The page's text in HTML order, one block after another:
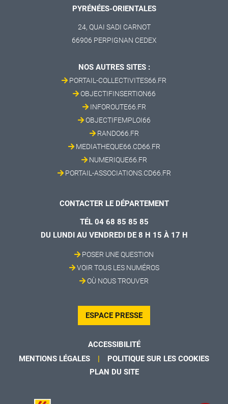
PYRÉNÉES-ORIENTALES
24, QUAI SADI CARNOT
66906 PERPIGNAN CEDEX
NOS AUTRES SITES :
PORTAIL-COLLECTIVITES66.FR
OBJECTIFINSERTION66
INFOROUTE66.FR
OBJECTIFEMPLOI66
RANDO66.FR
MEDIATHEQUE66.CD66.FR
NUMERIQUE66.FR
PORTAIL-ASSOCIATIONS.CD66.FR
CONTACTER LE DÉPARTEMENT
TÉL 04 68 85 85 85
DU LUNDI AU VENDREDI DE 8 H 15 À 17 H
POSER UNE QUESTION
VOIR TOUS LES NUMÉROS
OÙ NOUS TROUVER
ESPACE PRESSE
ACCESSIBILITÉ
MENTIONS LÉGALES
POLITIQUE SUR LES COOKIES
PLAN DU SITE